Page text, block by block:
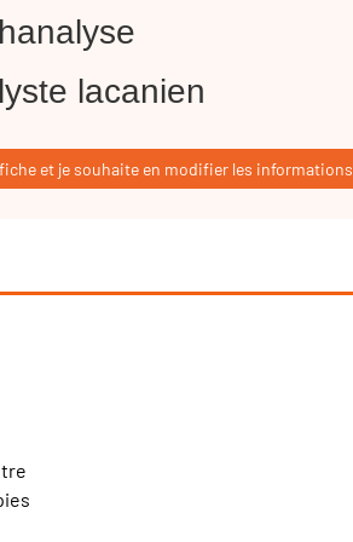
lacanien
et je souhaite en modifier les informations